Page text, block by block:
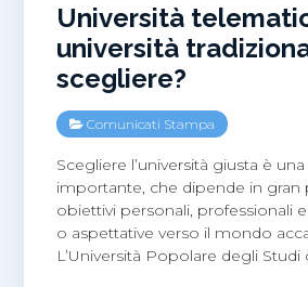
Università
università
scegliere?
Comunicati Stampa
Scegliere l’università giusta è
importante, che dipende in gran
obiettivi personali, professionali
o aspettative verso il mondo
L’Università Popolare degli Studi